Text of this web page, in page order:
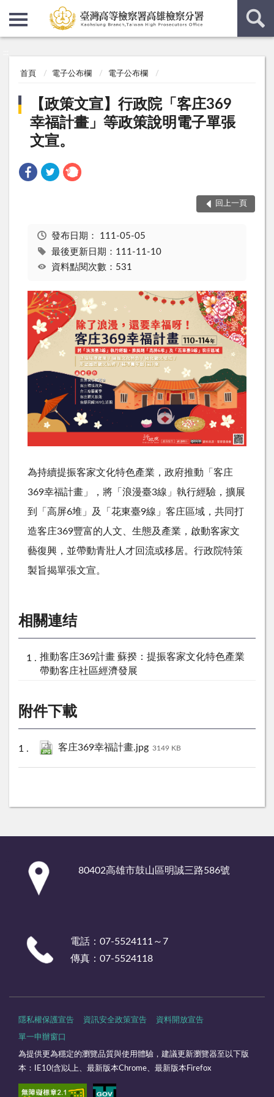
首頁 電子公布欄 電子公布欄
【政策文宣】行政院「客庄369
幸福計畫」等政策說明電子單張
文宣。
回上一頁
發布日期： 111-05-05
最後更新日期：111-11-10
資料點閱次數：531
為持續提振客家文化特色產業，政府推動「客庄
369幸福計畫」，將「浪漫臺3線」執行經驗，擴展
到「高屏6堆」及「花東臺9線」客庄區域，共同打
造客庄369豐富的人文、生態及產業，啟動客家文
藝復興，並帶動青壯人才回流或移居。行政院特策
製旨揭單張文宣。
相關連结
推動客庄369計畫 蘇揆：提振客家文化特色產業
帶動客庄社區經濟發展
附件下載
客庄369幸福計畫.jpg 3149 KB
80402高雄市鼓山區明誠三路586號
電話：07-5524111～7
傳真：07-5524118
隱私權保護宣告 資訊安全政策宣告 資料開放宣告
單一申辦窗口
為提供更為穩定的瀏覽品質與使用體驗，建議更新瀏覽器至以下版
本：IE10(含)以上、最新版本Chrome、最新版本Firefox